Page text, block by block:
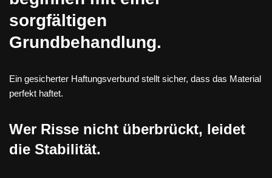
sorgfältigen
Grundbehandlung.
Ein gesicherter Haftungsverbund stellt sicher, dass das Material
perfekt haftet.
Wer Risse nicht überbrückt, leidet
die Stabilität.